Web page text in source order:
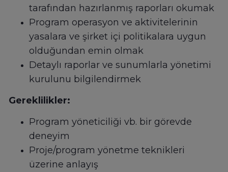
tarafından hazırlanmış raporları okumak
Program operasyon ve aktivitelerinin
yasalara ve şirket içi politikalara uygun
olduğundan emin olmak
Detaylı raporlar ve sunumlarla yönetimi
kurulunu bilgilendirmek
Gereklilikler:
Program yöneticiliği vb. bir görevde
deneyim
Proje/program yönetme teknikleri
üzerine anlayış